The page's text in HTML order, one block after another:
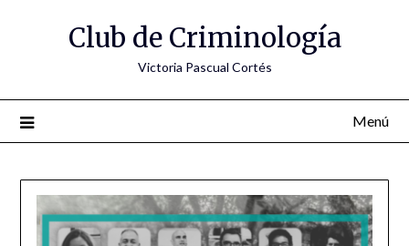
Club de Criminología
Victoria Pascual Cortés
Menú